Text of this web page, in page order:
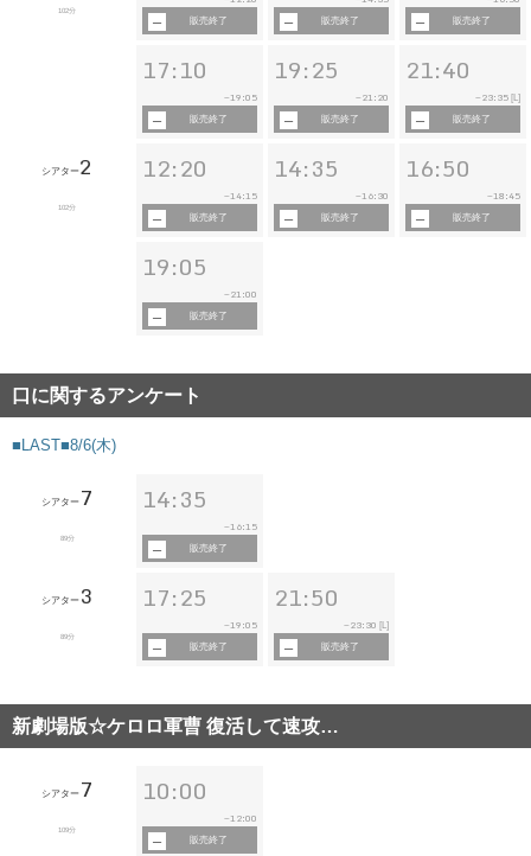
102分
販売終了 販売終了 販売終了
17:10
~19:05
販売終了
19:25
~ 21:20
販売終了
21:40
~ 23:35 [L]
販売終了
シアター2
102分
12:20
~14:15
販売終了
14:35
~16:30
販売終了
16:50
~18:45
販売終了
19:05
~ 21:00
販売終了
口に関するアンケート
■LAST■8/6(木)
シアター 7
89分
14:35
~16:15
販売終了
シアター 3
89分
17:25
~19:05
販売終了
21:50
~ 23:30 [L]
販売終了
新劇場版☆ケロロ軍曹 復活して速攻…
シアター 7
109分
10:00
~12:00
販売終了